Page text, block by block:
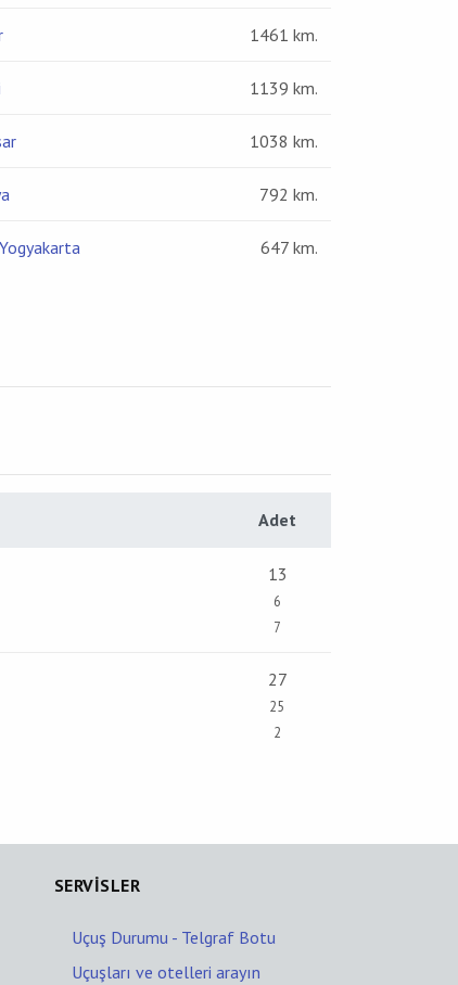
1461 km.
1139 km.
1038 km.
792 km.
647 km.
Adet
13
6
7
27
25
2
SERVİSLER
Uçuş Durumu - Telgraf Botu
Uçuşları ve otelleri arayın